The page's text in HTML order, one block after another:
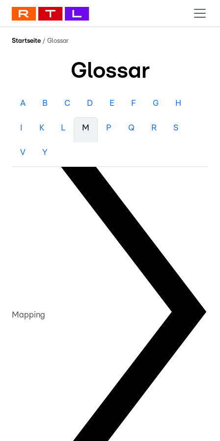
Startseite / Glossar
Glossar
A B C D E F G H
K L M P Q R S
V Y
Mapping